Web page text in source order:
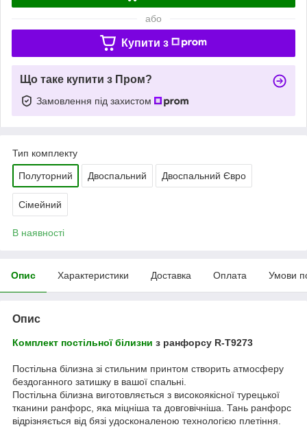
або
Купити з
Що таке купити з Пром?
Замовлення під захистом
Тип комплекту
Полуторний Двоспальний Двоспальний Євро
Сімейний
В наявності
Опис Характеристики Доставка Оплата Умови
Опис
Комплект постільної білизни з ранфорсу R-T9273
Постільна білизна зі стильним принтом створить атмосферу
бездоганного затишку в вашої спальні.
Постільна білизна виготовляється з високоякісної турецької
тканини ранфорс, яка міцніша та довговічніша. Тань ранфорс
відрізняється від бязі удосконаленою технологією плетіння.